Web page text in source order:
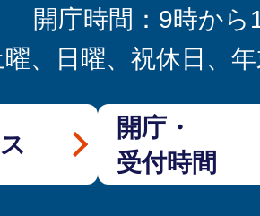
開庁時間：9時から
曜、日曜、祝休日、
開庁・
受付時間